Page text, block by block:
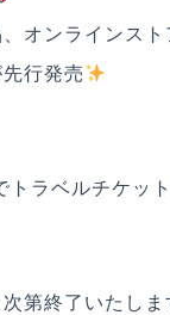
オンラインス
行発売
ラベルチケッ
第終了いたしま